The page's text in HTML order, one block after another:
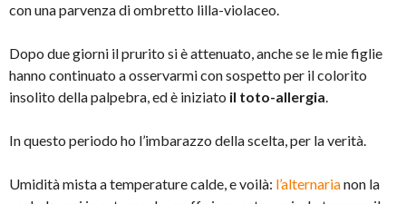
con una parvenza di ombretto lilla-violaceo.
Dopo due giorni il prurito si è attenuato, anche se le mie figlie
hanno continuato a osservarmi con sospetto per il colorito
insolito della palpebra, ed è iniziato il toto-allergia.
In questo periodo ho l’imbarazzo della scelta, per la verità.
Umidità mista a temperature calde, e voilà: l’alternarianon la